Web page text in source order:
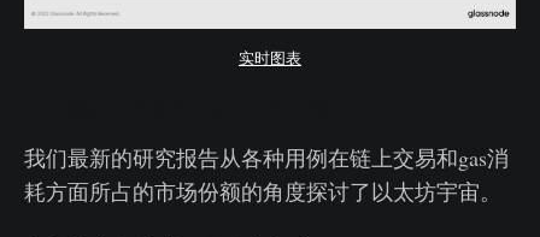
实时图表
我们最新的研究报告从各种用例在链上交易和gas消
耗方面所占的市场份额的角度探讨了以太坊宇宙。